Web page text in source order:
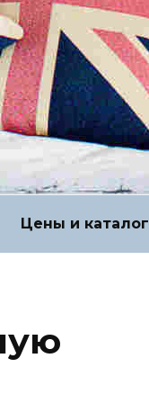
Цены и каталог